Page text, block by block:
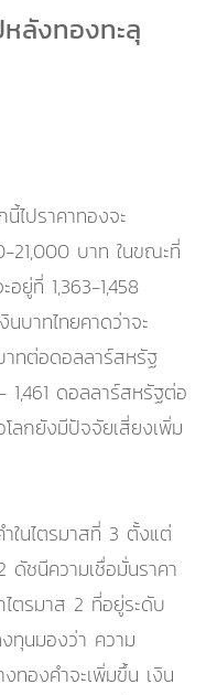
ลังทองทะลุ
ไปราคาทองจะ
21,000 บาท ในขณะที่
ยู่ที่ 1,363-1,458
บาทไทยคาดว่าจะ
าทต่อดอลลาร์สหรัฐ
1,461 ดอลลาร์สหรัฐต่อ
กยังมีปัจจัยเสี่ยงเพิ่ม
ในไตรมาสที่ 3 ตั้งแต่
ชนีความเชื่อมั่นราคา
ตรมาส 2 ที่อยู่ระดับ
ทุนมองว่า ความ
องคำจะเพิ่มขึ้น เงิน